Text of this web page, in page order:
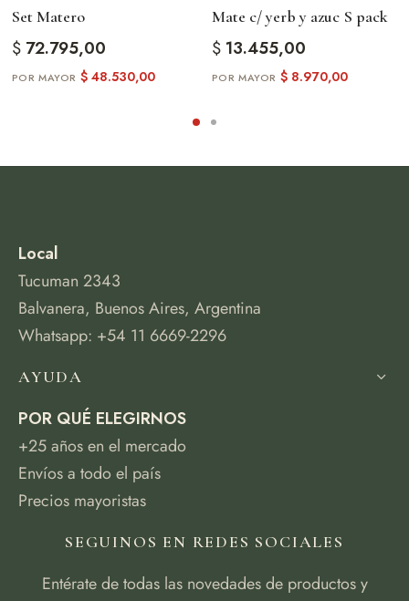
Set Matero
$72.795,00
$48.530,00
Mate c/ yerb y azuc S pack
$13.455,00
$8.970,00
Local
Tucuman 2343
Balvanera, Buenos Aires, Argentina
Whatsapp: +54 11 6669-2296
AYUDA
POR QUÉ ELEGIRNOS
+25 años en el mercado
Envíos a todo el país
Precios mayoristas
SEGUINOS EN REDES SOCIALES
Entérate de todas las novedades de productos y